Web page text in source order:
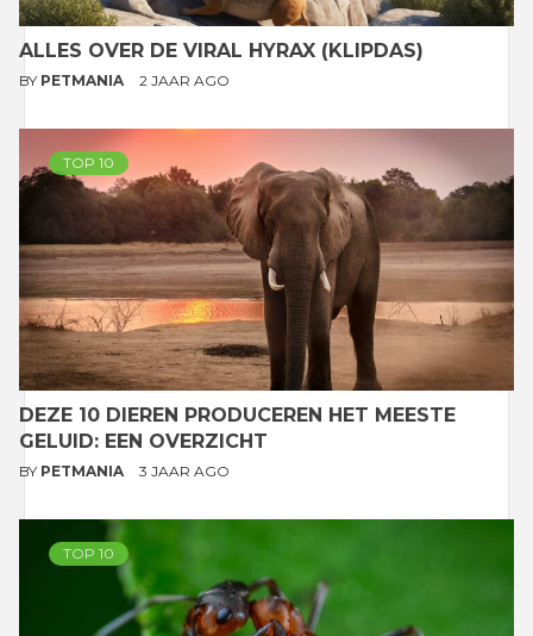
ALLES OVER DE VIRAL HYRAX (KLIPDAS)
BY PETMANIA 2 JAAR AGO
TOP 10
DEZE 10 DIEREN PRODUCEREN HET MEESTE
GELUID: EEN OVERZICHT
BY PETMANIA 3 JAAR AGO
TOP 10